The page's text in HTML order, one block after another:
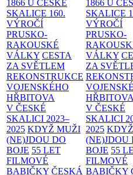
1866 U ČESKÉ
SKALICE 160.
VÝROČÍ
PRUSKO-
RAKOUSKÉ
VÁLKY CESTA
ZA SVĚTLEM
REKONSTRUKCE
VOJENSKÉHO
HŘBITOVA
V ČESKÉ
SKALICI 2023–
2025 KDYŽ MUŽI
(NE)JDOU DO
BOJE 55 LET
FILMOVÉ
BABIČKY ČESKÁ
1866 U
SKALICE
VÝROČÍ
PRUSKO-
VÁLKY
ZA
HŘBITOVA
V ČESKÉ
SKALICI
2025
(NE)JDOU
BOJE 55
FILMOVÉ
BABIČKY